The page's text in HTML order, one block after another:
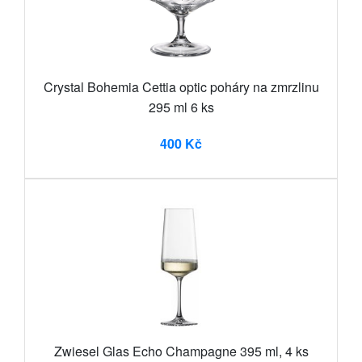
Crystal Bohemia Cettia optic poháry na zmrzlinu
295 ml 6 ks
400 Kč
Zwiesel Glas Echo Champagne 395 ml, 4 ks